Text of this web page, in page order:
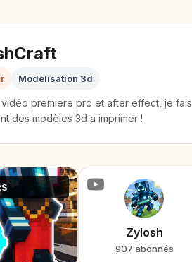
Modélisation 3d
premiere pro et after effect, je fais
des modèles 3d a imprimer !
Zylosh
907 abonnés